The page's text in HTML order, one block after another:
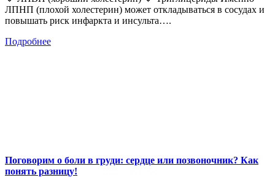
ЛПНП (плохой холестерин) может откладываться в сосудах и
повышать риск инфаркта и инсульта….
Подробнее
Поговорим о боли в груди: сердце или позвоночник? Как
понять разницу!